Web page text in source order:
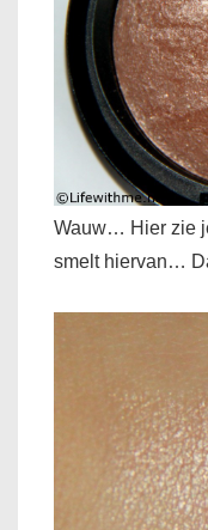
Wauw… Hier zie
smelt hiervan…